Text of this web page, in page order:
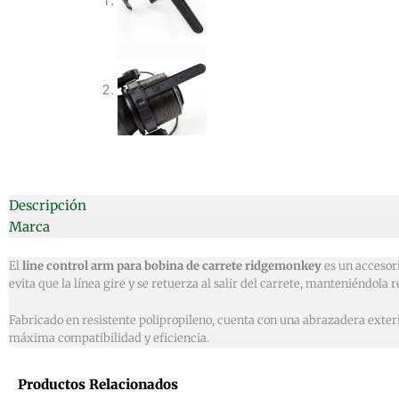
Descripción
Marca
Elline control arm para bobina de carrete ridgemonkeyes un
evita que la línea gire y se retuerza al salir del carrete, manteniéndola
Fabricado en resistente polipropileno, cuenta con una abrazadera
máxima compatibilidad y eficiencia.
Productos Relacionados